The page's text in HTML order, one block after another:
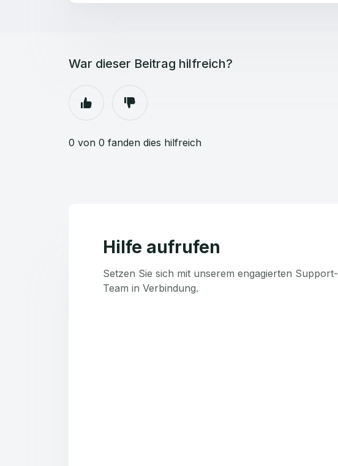
War dieser Beitrag hilfreich?
0 von 0 fanden dies hilfreich
Hilfe aufrufen
Setzen Sie sich mit unserem engagierten Support-
Team in Verbindung.